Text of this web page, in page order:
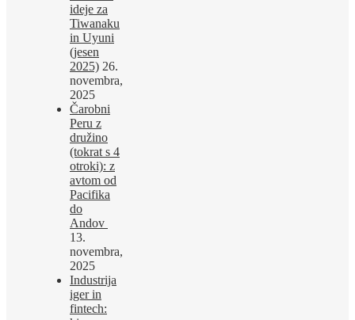
ideje za
Tiwanaku
in Uyuni
(jesen
2025) 26.
novembra,
2025
Čarobni
Peru z
družino
(tokrat s 4
otroki): z
avtom od
Pacifika
do
Andov
13.
novembra,
2025
Industrija
iger in
fintech: